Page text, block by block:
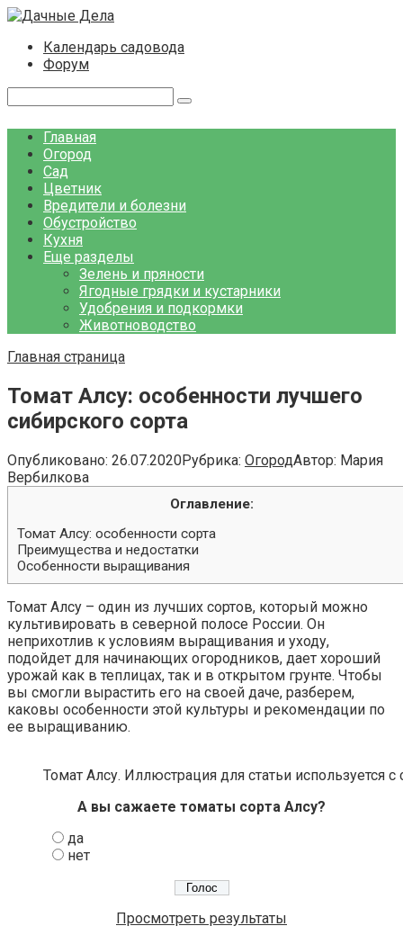
Перейти
контентуКалендарь садовода
Форум
Главная
Огород
Сад
Цветник
Вредители и болезни
Обустройство
Кухня
Еще разделы
Зелень и пряности
Ягодные грядки и кустарники
Удобрения и подкормки
Животноводство
Главная страница
Томат Алсу: особенности лучшего
сибирского сорта
Опубликовано: 26.07.2020Рубрика: ОгородАвтор: Мария
Вербилкова
Оглавление:
Томат Алсу: особенности сорта
Преимущества и недостатки
Особенности выращивания
Томат Алсу – один из лучших сортов, который можно
культивировать в северной полосе России. Он
неприхотлив к условиям выращивания и уходу,
подойдет для начинающих огородников, дает хороший
урожай как в теплицах, так и в открытом грунте. Чтобы
вы смогли вырастить его на своей даче, разберем,
каковы особенности этой культуры и рекомендации по
ее выращиванию.
Томат Алсу. Иллюстрация для статьи используется с
А вы сажаете томаты сорта Алсу?
да
нет
Просмотреть результаты